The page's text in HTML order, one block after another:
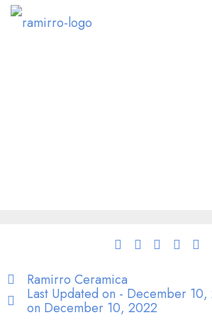
Ramirro Ceramica
Last Updated on - December
on December 10, 2022